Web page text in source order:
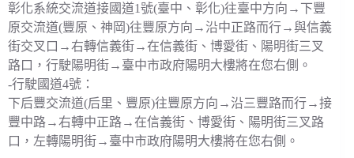
彰化系統交流道接國道1號(臺中、彰化)往臺中方向→下豐
原交流道(豐原、神岡)往豐原方向→沿中正路而行→與信義
街交叉口→右轉信義街→在信義街、博愛街、陽明街三叉
路口，行駛陽明街→臺中市政府陽明大樓將在您右側。
-行駛國道4號：
下后豐交流道(后里、豐原)往豐原方向→沿三豐路而行→接
豐中路→右轉中正路→在信義街、博愛街、陽明街三叉路
口，左轉陽明街→臺中市政府陽明大樓將在您右側。